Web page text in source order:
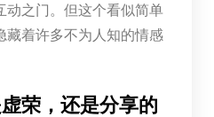
动之门。但这个看似简单
藏着许多不为人知的情感
荣，还是分享的